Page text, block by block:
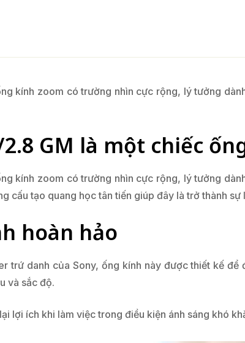
kính zoom có trường nhìn cực rộng, lý tưởng
2.8 GM là một chiếc
kính zoom có trường nhìn cực rộng, lý tưởng
cấu tạo quang học tân tiến giúp đây là trở thành
hoàn hảo
trứ danh của Sony, ống kính này được thiết kế
và sắc độ.
lợi ích khi làm việc trong điều kiện ánh sáng khó